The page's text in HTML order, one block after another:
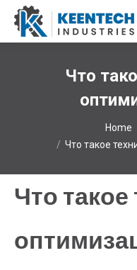
Что
Home
Что такое
Что такое